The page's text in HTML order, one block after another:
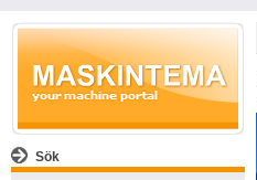
Sök